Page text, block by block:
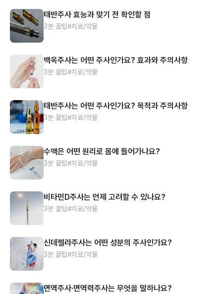
태반주사 효능과 맞기 전 확인할 점
3분 꿀팁#치료/약물
백옥주사는 어떤 주사인가요? 효과와 주의사항
3분 꿀팁#치료/약물
태반주사는 어떤 주사인가요? 목적과 주의사항
3분 꿀팁#치료/약물
수액은 어떤 원리로 몸에 들어가나요?
3분 꿀팁#치료/약물
비타민D주사는 언제 고려할 수 있나요?
3분 꿀팁#치료/약물
신데렐라주사는 어떤 성분의 주사인가요?
3분 꿀팁#치료/약물
면역주사·면역력주사는 무엇을 말하나요?